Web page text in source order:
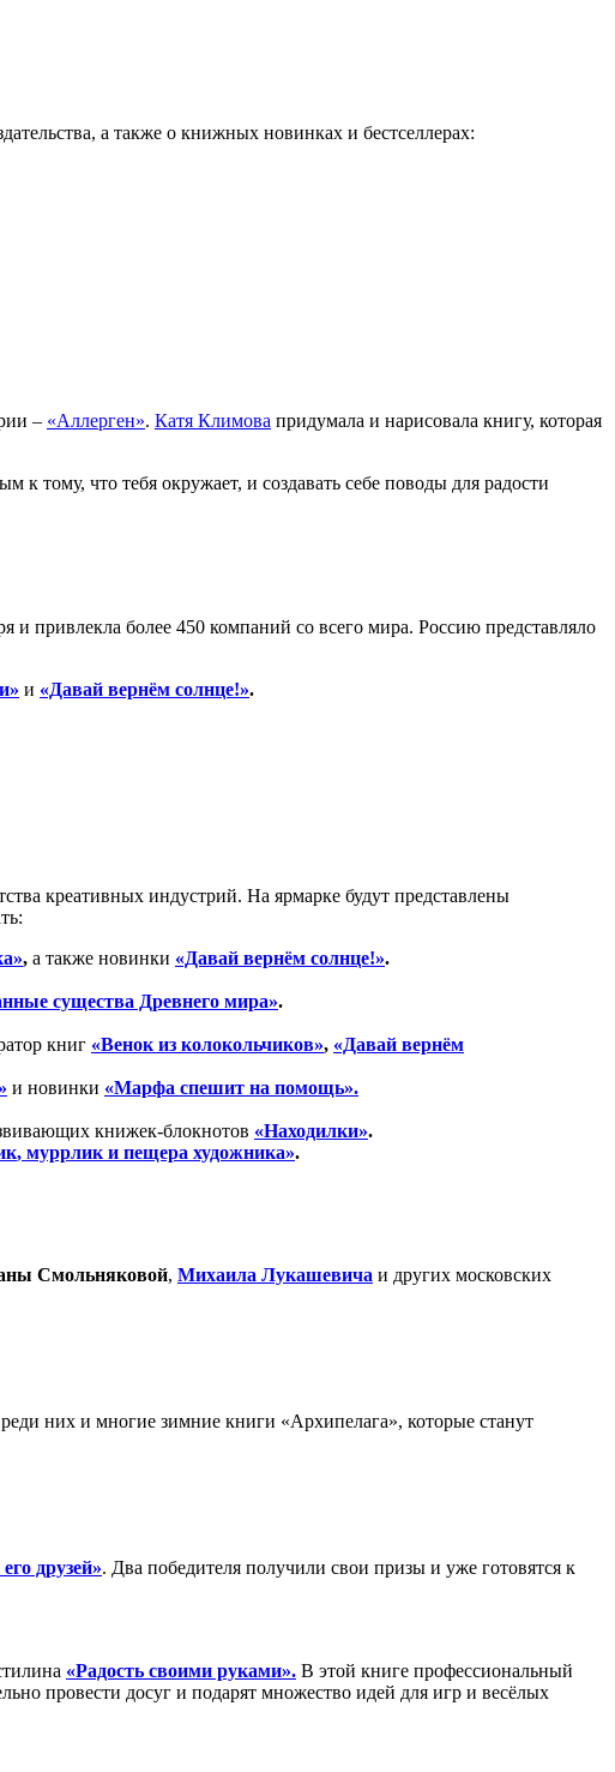
а также о книжных новинках и бестселлерах:
– «Аллерген». Катя Климова придумала и нарисовала книгу, которая
к тому, что тебя окружает, и создавать себе поводы для радости
привлекла более 450 компаний со всего мира. Россию представляло
и «Давай вернём солнце!».
креативных индустрий. На ярмарке будут представлены
, а также новинки «Давай вернём солнце!».
существа Древнего мира».
книг «Венок из колокольчиков», «Давай вернём
и новинки «Марфа спешит на помощь».
книжек-блокнотов «Находилки».
, муррлик и пещера художника».
ы Смольняковой, Михаила Лукашевича и других московских
них и многие зимние книги «Архипелага», которые станут
друзей». Два победителя получили свои призы и уже готовятся к
«Радость своими руками». В этой книге профессиональный
провести досуг и подарят множество идей для игр и весёлых